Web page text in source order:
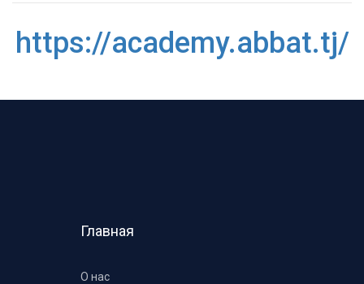
https://academy.abbat.tj/
Главная
О нас